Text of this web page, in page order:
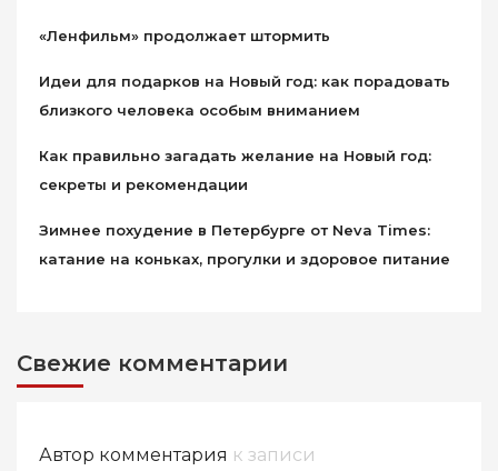
«Ленфильм» продолжает штормить
Идеи для подарков на Новый год: как порадовать
близкого человека особым вниманием
Как правильно загадать желание на Новый год:
секреты и рекомендации
Зимнее похудение в Петербурге от Neva Times:
катание на коньках, прогулки и здоровое питание
Свежие комментарии
Автор комментария к записи